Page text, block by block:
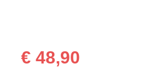
€ 48,90